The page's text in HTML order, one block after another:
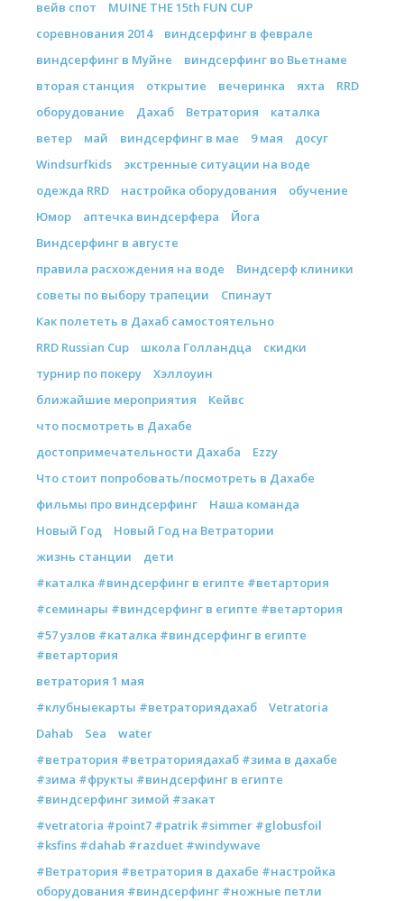
вейв спот
MUINE THE 15th FUN CUP
соревнования 2014
виндсерфинг в феврале
виндсерфинг в Муйне
виндсерфинг во Вьетнаме
вторая станция
открытие вечеринка яхта
RRD
оборудование
Дахаб Ветратория
каталка
ветер
май виндсерфинг в мае 9 мая
досуг
Windsurfkids
экстренные ситуации на воде
одежда RRD
настройка оборудования
обучение
Юмор
аптечка виндсерфера
Йога
Виндсерфинг в августе
правила расхождения на воде
Виндсерф клиники
советы по выбору трапеции
Спинаут
Как полететь в Дахаб самостоятельно
RRD Russian Cup
школа Голландца
скидки
турнир по покеру
Хэллоуин
ближайшие мероприятия
Кейвс
что посмотреть в Дахабе
достопримечательности Дахаба
Ezzy
Что стоит попробовать/посмотреть в Дахабе
фильмы про виндсерфинг
Наша команда
Новый Год
Новый Год на Ветратории
жизнь станции
дети
#каталка #виндсерфинг в египте #ветартория
#семинары #виндсерфинг в египте #ветартория
#57 узлов #каталка #виндсерфинг в египте
#ветартория
ветратория 1 мая
#клубныекарты #ветраториядахаб
Vetratoria
Dahab
Sea
water
#ветратория #ветраториядахаб #зима в дахабе
#зима #фрукты #виндсерфинг в египте
#виндсерфинг зимой #закат
#vetratoria #point7 #patrik #simmer #globusfoil
#ksfins #dahab #razduet #windywave
#Ветратория #ветратория в дахабе #настройка
оборудования #виндсерфинг #ножные петли